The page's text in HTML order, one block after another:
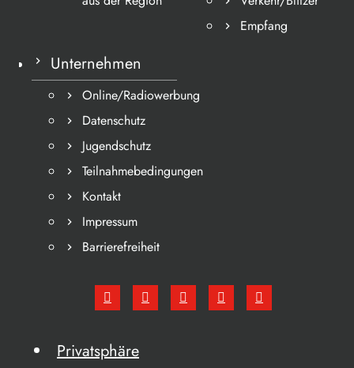
Empfang
Unternehmen
Online/Radiowerbung
Datenschutz
Jugendschutz
Teilnahmebedingungen
Kontakt
Impressum
Barrierefreiheit
Privatsphäre